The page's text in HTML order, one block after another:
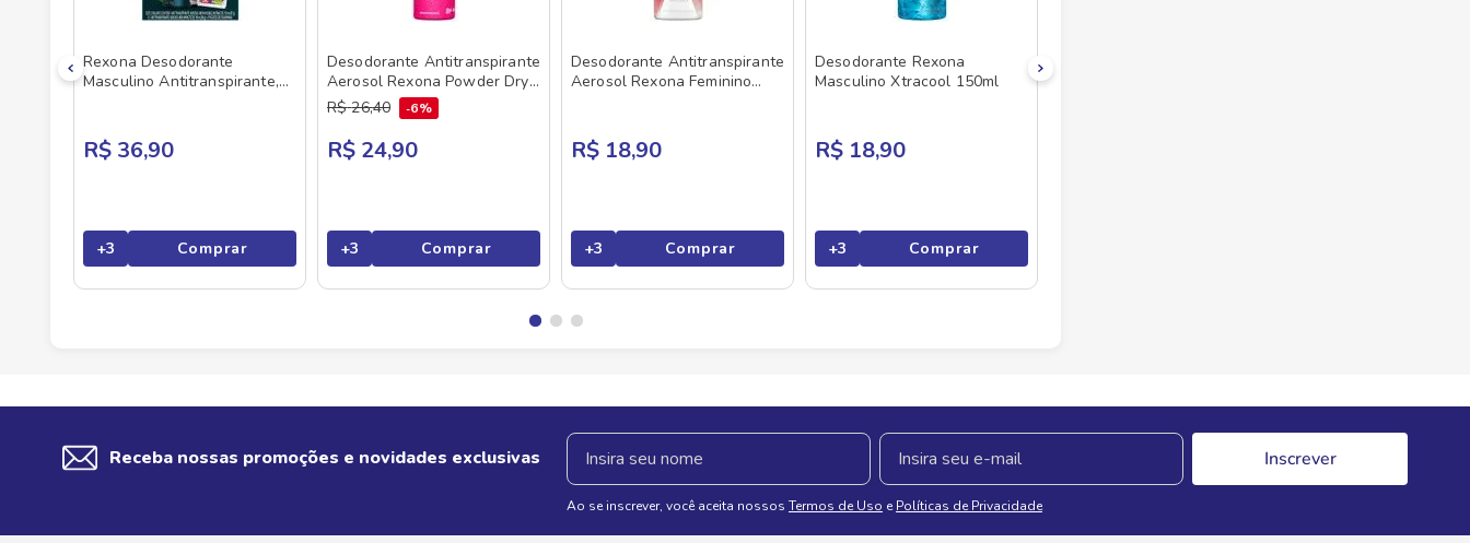
Rexona Desodorante
Masculino Antitranspirante,
Figurinhas Copa do Mundo da
FIFA de 2026TM
R$ 36,90
+3 Comprar
Desodorante Antitranspirante
Aerosol Rexona Powder Dry
250 ml
R$ 26,40 6%
R$ 24,90
+3 Comprar
Desodorante Antitranspirante
Aerosol Rexona Feminino
R$ 18,90
+3 Comprar
Desodorante Rexona
Masculino Xtracool 150ml
R$ 18,90
+3 Comprar
Receba nossas promoções e novidades exclusivas Inscrever
Ao se inscrever, você aceita nossos Termos de Uso e Políticas de Privacidade